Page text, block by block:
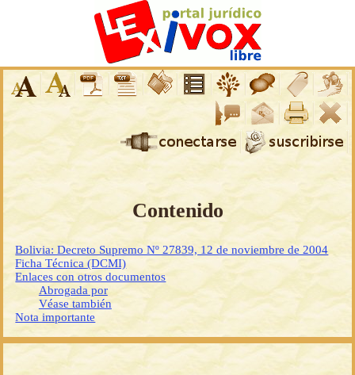
Contenido
Bolivia: Decreto Supremo Nº 27839, 12 de noviembre de 2004
Ficha Técnica (DCMI)
Enlaces con otros documentos
Abrogada por
Véase también
Nota importante